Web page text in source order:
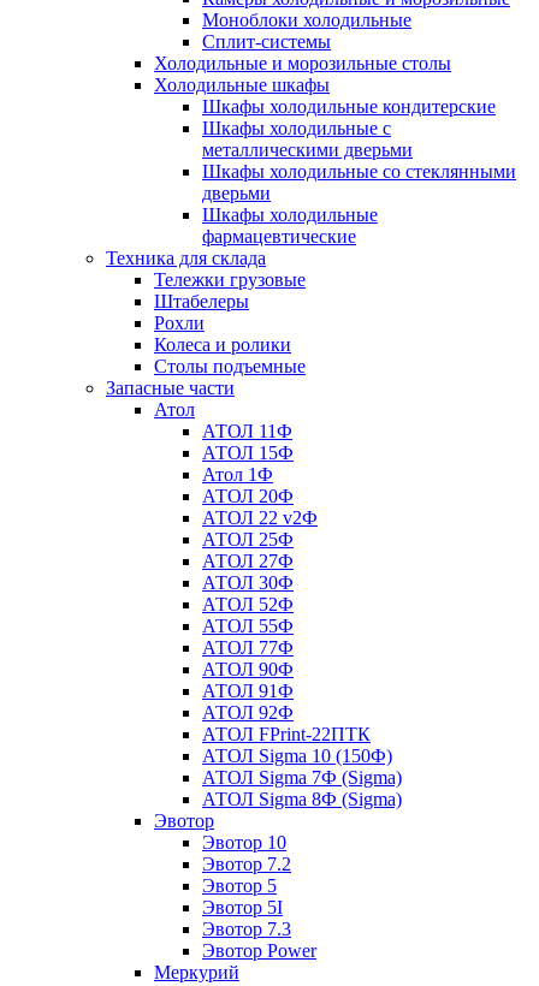
Моноблоки холодильные
Сплит-системы
Холодильные и морозильные столы
Холодильные шкафы
Шкафы холодильные кондитерские
Шкафы холодильные с
металлическими дверьми
Шкафы холодильные со стеклянными
дверьми
Шкафы холодильные
фармацевтические
Техника для склада
Тележки грузовые
Штабелеры
Рохли
Колеса и ролики
Столы подъемные
Запасные части
Атол
АТОЛ 11Ф
АТОЛ 15Ф
Атол 1Ф
АТОЛ 20Ф
АТОЛ 22 v2Ф
АТОЛ 25Ф
АТОЛ 27Ф
АТОЛ 30Ф
АТОЛ 52Ф
АТОЛ 55Ф
АТОЛ 77Ф
АТОЛ 90Ф
АТОЛ 91Ф
АТОЛ 92Ф
АТОЛ FPrint-22ПТК
АТОЛ Sigma 10 (150Ф)
АТОЛ Sigma 7Ф (Sigma)
АТОЛ Sigma 8Ф (Sigma)
Эвотор
Эвотор 10
Эвотор 7.2
Эвотор 5
Эвотор 5I
Эвотор 7.3
Эвотор Power
Меркурий